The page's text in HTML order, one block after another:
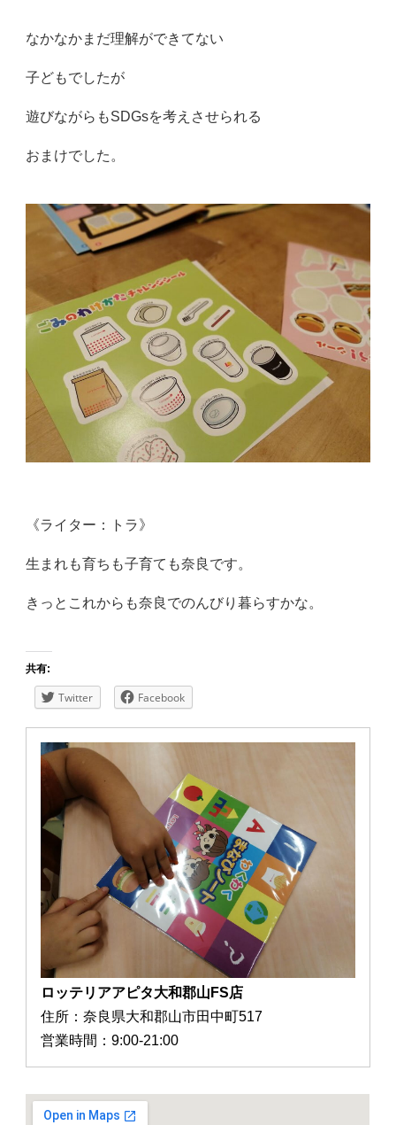
なかなかまだ理解ができてない
子どもでしたが
遊びながらもSDGsを考えさせられる
おまけでした。
《ライター：トラ》
生まれも育ちも子育ても奈良です。
きっとこれからも奈良でのんびり暮らすかな。
共有:
Twitter Facebook
ロッテリアアピタ大和郡山FS店
住所：奈良県大和郡山市田中町517
営業時間：9:00-21:00